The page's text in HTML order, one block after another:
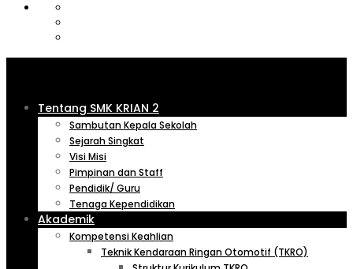
Tentang SMK KRIAN 2
Sambutan Kepala Sekolah
Sejarah Singkat
Visi Misi
Pimpinan dan Staff
Pendidik/ Guru
Tenaga Kependidikan
Akademik
Kompetensi Keahlian
Teknik Kendaraan Ringan Otomotif (TKRO)